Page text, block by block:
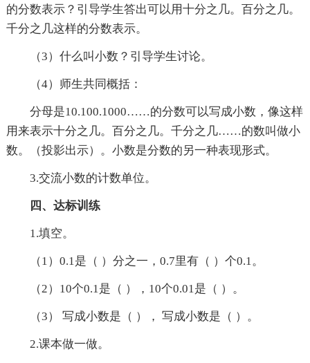
的分数表示？引导学生答出可以用十分之几。百分之几。
千分之几这样的分数表示。
（3）什么叫小数？引导学生讨论。
（4）师生共同概括：
分母是10.100.1000……的分数可以写成小数，像这样
用来表示十分之几。百分之几。千分之几……的数叫做小
数。（投影出示）。小数是分数的另一种表现形式。
3.交流小数的计数单位。
四、达标训练
1.填空。
（1）0.1是（ ）分之一，0.7里有（ ）个0.1。
（2）10个0.1是（ ），10个0.01是（ ）。
（3） 写成小数是（ ）， 写成小数是（ ）。
2.课本做一做。